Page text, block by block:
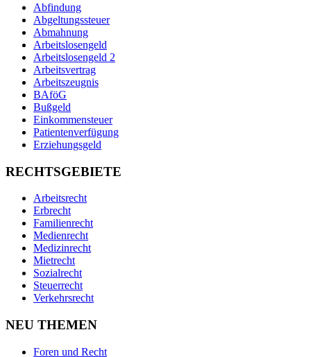
Abfindung
Abgeltungssteuer
Abmahnung
Arbeitslosengeld
Arbeitslosengeld 2
Arbeitsvertrag
Arbeitszeugnis
BAföG
Bußgeld
Einkommensteuer
Patientenverfügung
Erziehungsgeld
RECHTSGEBIETE
Arbeitsrecht
Erbrecht
Familienrecht
Medienrecht
Medizinrecht
Mietrecht
Sozialrecht
Steuerrecht
Verkehrsrecht
NEU THEMEN
Foren und Recht